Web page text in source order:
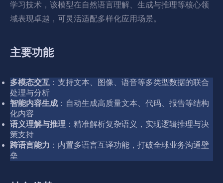
学习技术，该模型在自然语言理解、生成与推理等核心领
域表现卓越，可灵活适配多样化应用场景。
主要功能
多模态交互 ：支持文本、图像、语音等多类型数据的联合
处理与分析
智能内容生成 ：自动生成高质量文本、代码、报告等结构
化内容
语义理解与推理 ：精准解析复杂语义，实现逻辑推理与决
策支持
跨语言能力 ：内置多语言互译功能，打破全球业务沟通壁
垒